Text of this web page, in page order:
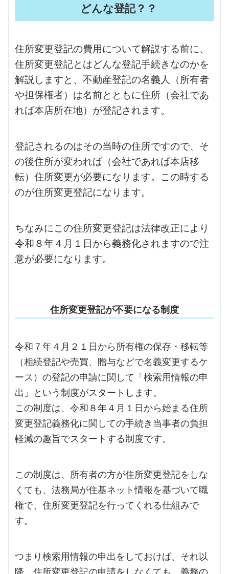
どんな登記？？
住所変更登記の費用について解説する前に、
住所変更登記とはどんな登記手続きなのかを
解説しますと、不動産登記の名義人（所有者
や担保権者）は名前とともに住所（会社であ
れば本店所在地）が登記されます。
登記されるのはその当時の住所ですので、そ
の後住所が変われば（会社であれば本店移
転）住所変更が必要になります。この時する
のが住所変更登記になります。
ちなみにこの住所変更登記は法律改正により
令和８年４月１日から義務化されますので注
意が必要になります。
住所変更登記が不要になる制度
令和７年４月２１日から所有権の保存・移転等
（相続登記や売買、贈与などで名義変更するケ
ース）の登記の申請に関して「検索用情報の申
出」という制度がスタートします。
この制度は、令和８年４月１日から始まる住所
変更登記義務化に関しての手続き当事者の負担
軽減の趣旨でスタートする制度です。
この制度は、所有者の方が住所変更登記をしな
くても、法務局が住基ネット情報を基づいて職
権で、住所変更登記を行ってくれる仕組みで
す。
つまり検索用情報の申出をしておけば、それ以
降、住所変更登記の申請をしなくても、義務の